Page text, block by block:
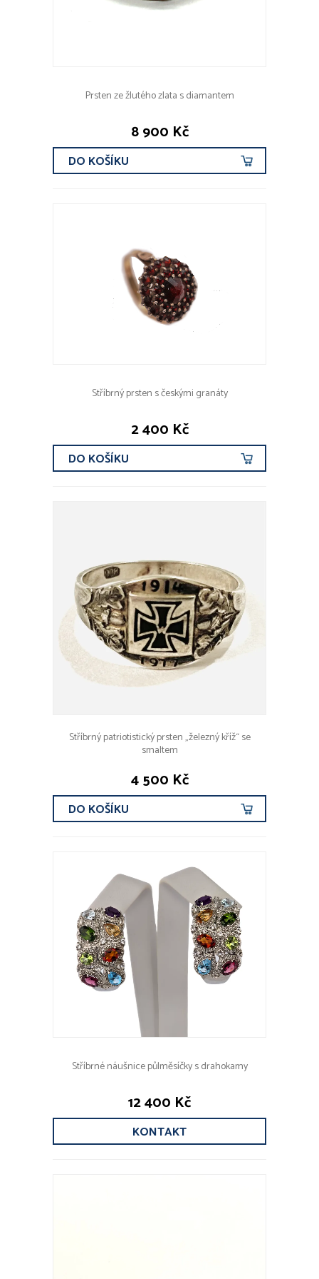
Prsten ze žlutého zlata s diamantem
8 900 Kč
DO KOŠÍKU
Stříbrný prsten s českými granáty
2 400 Kč
DO KOŠÍKU
Stříbrný patriotistický prsten „železný kříž“ se
smaltem
4 500 Kč
DO KOŠÍKU
Stříbrné náušnice půlměsíčky s drahokamy
12 400 Kč
KONTAKT